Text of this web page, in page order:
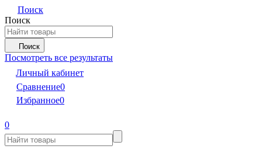
Поиск
Поиск
Поиск
Посмотреть все результаты
Личный кабинет
Сравнение0
Избранное0
0